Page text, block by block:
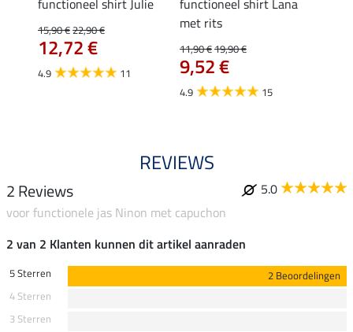
15,90 €22,90 €
12,72 €
4.9 11
met rits
11,90 €19,90 €
9,52 €
4.9 15
REVIEWS
2 Reviews
5.0
voor functionele jas Ninon met capuchon
2 van 2 Klanten kunnen dit artikel aanraden
5 Sterren
2 Beoordelingen
4 Sterren
3 Sterren